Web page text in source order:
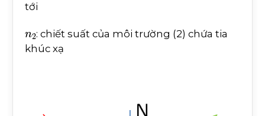
tới
: chiết suất của môi trường (2) chứa tia
khúc xạ